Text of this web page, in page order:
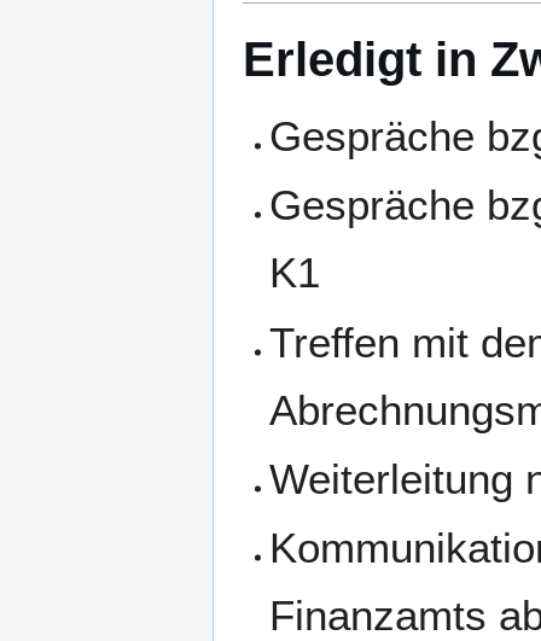
Erledigt in
Gespräche
Gespräche
K1
Treffen mit
Weiterleitung
Finanzamts